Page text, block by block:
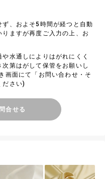
、およそ5時間が経つと自動
ますが再度ご入力の上、お
水通しによりはがれにくく
第はがして保管をお願いし
画面にて「お問い合わせ・そ
ださい)
合せる